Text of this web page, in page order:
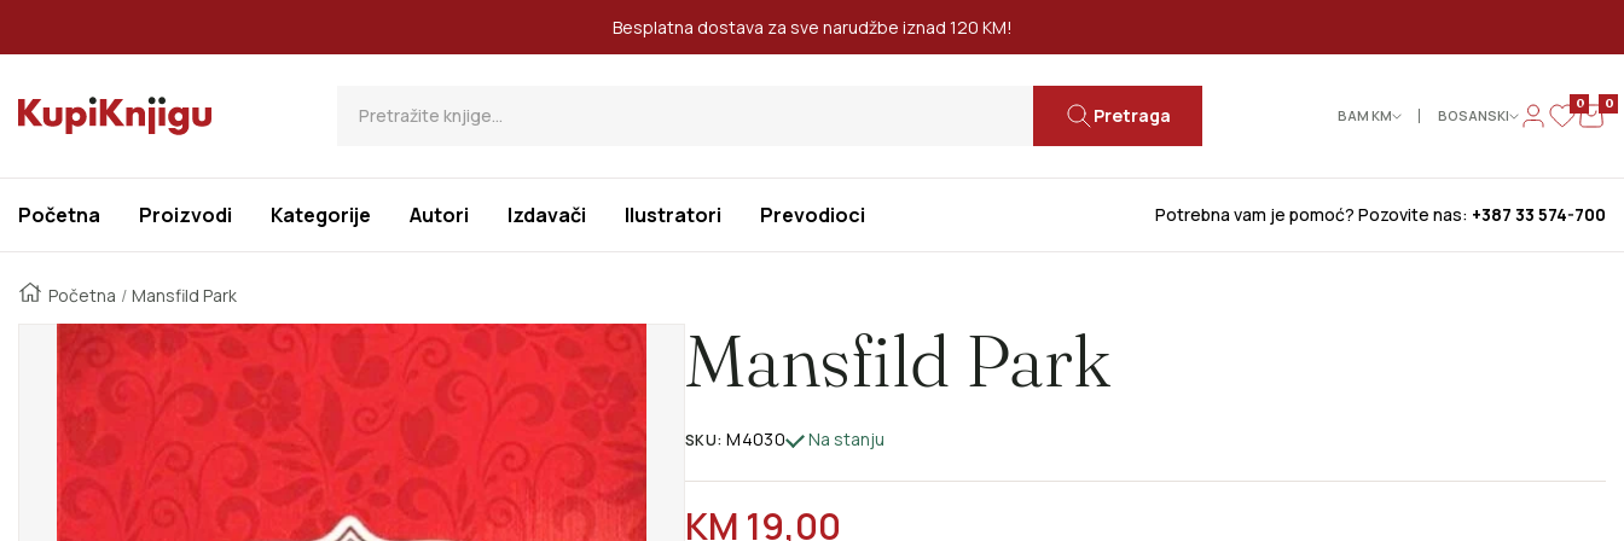
Besplatna dostava za sve narudžbe iznad 120 KM!
Kupi Knjigu Pretraga BAM КМ BOSANSKI
0 0
Početna Proizvodi Kategorije Autori Izdavači Ilustratori Prevodioci Potrebna vam je pomoć? Pozovite nas: +387 33 574-700
Početna Mansfild Park
Mansfild Park
SKU: M4030 Na stanju
REDOVNA CIJENA
KM 19,00